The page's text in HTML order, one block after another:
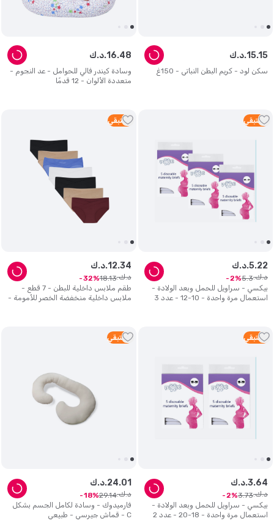
سكن لود - كريم البطن النباتي - 150غ
د.ك.15.15
وسادة كيندر فالي للحوامل - عد النجوم -
متعددة الألوان - 12 قدمًا
د.ك.16.48
3 متبقي
بيكسي - سراويل للحمل وبعد الولادة -
استعمال مرة واحدة - 10-12 - عدد 3
د.ك.5.22
د.ك. 5.3
2
5 متبقي
طقم ملابس داخلية للبطن - 7 قطع -
ملابس داخلية منخفضة الخصر للأمومة -
د.ك.12.34
د.ك. 18.13
32
3 متبقي
بيكسي - سراويل للحمل وبعد الولادة -
استعمال مرة واحدة - 18-20 - عدد 2
د.ك.3.64
د.ك. 3.73
2
2 متبقي
فارميدوك - وسادة لكامل الجسم بشكل
C - قماش جيرسي - طبيعي
د.ك.24.01
د.ك. 29.14
18